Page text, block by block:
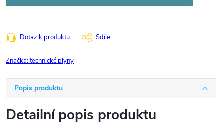
Dotaz k produktu Sdílet
Značka:technické plyny
Popis produktu
Detailní popis produktu